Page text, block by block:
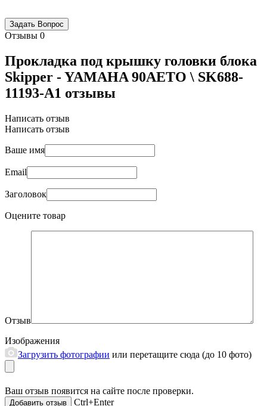
Отзывы 0
Прокладка под крышку головки блока
Skipper - YAMAHA 90AETO \ SK688-
11193-A1 отзывы
Написать отзыв
Написать отзыв
Ваше имя
Email
Заголовок
Оцените товар
Отзыв
Изображения
Загрузить фотографии или перетащите сюда (до 10 фото)
Ваш отзыв появится на сайте после проверки.
Ctrl+Enter